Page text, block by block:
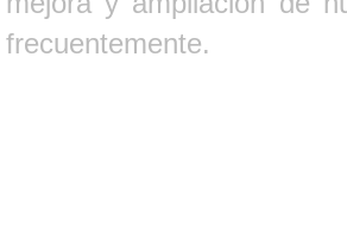
frecuentemente.